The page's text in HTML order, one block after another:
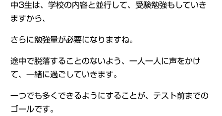
中3生は、学校の内容と並行して、受験勉強もしていき
ますから、
さらに勉強量が必要になりますね。
途中で脱落することのないよう、一人一人に声をかけ
て、一緒に過ごしていきます。
一つでも多くできるようにすることが、テスト前までの
ゴールです。